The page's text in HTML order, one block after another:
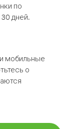
по
дней.
мобильные
о